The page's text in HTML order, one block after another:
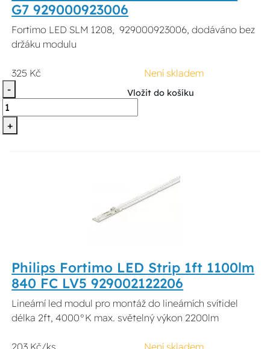
G7 929000923006
Fortimo LED SLM 1208, 929000923006, dodáváno bez
držáku modulu
325 Kč
Není skladem
-
+
Vložit do košíku
Philips Fortimo LED Strip 1ft 1100lm
840 FC LV5 929002122206
Lineární led modul pro montáž do lineárních svítidel
délka 2ft, 4000°K max. světelný výkon 2200lm
203 Kč/ks
Není skladem